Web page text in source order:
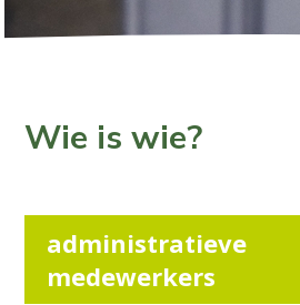
Wie is wie?
administratieve
medewerkers